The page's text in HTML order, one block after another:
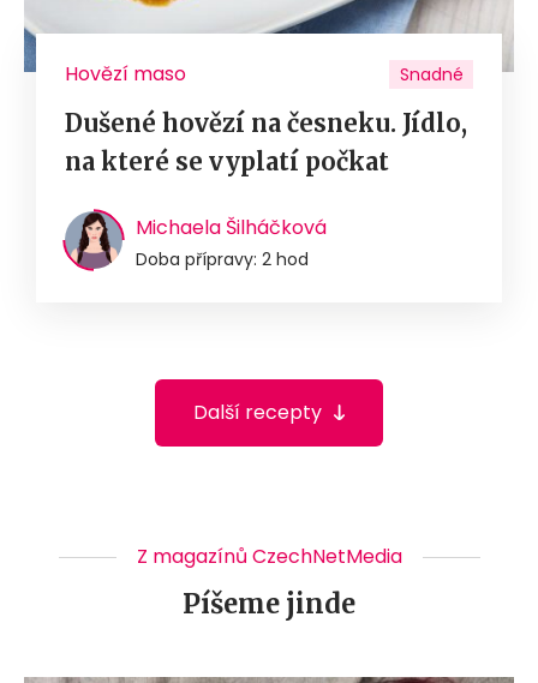
Hovězí maso Snadné
Dušené hovězí na česneku. Jídlo,
na které se vyplatí počkat
Michaela Šilháčková
Doba přípravy: 2 hod
Další recepty
Z magazínů CzechNetMedia
Píšeme jinde